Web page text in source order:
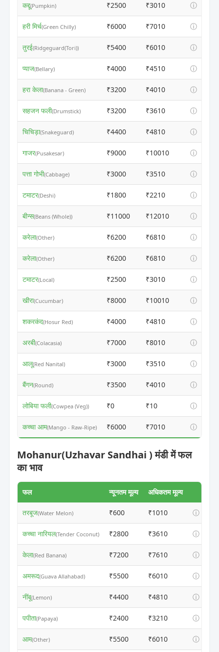
कद्दू(Pumpkin) ₹2500 ₹3010 ⓘ
हरी मिर्च(Green Chilly) ₹6000 ₹7010 ⓘ
तुरई(Ridgeguard(Tori)) ₹5400 ₹6010 ⓘ
प्याज(Bellary) ₹4000 ₹4510 ⓘ
हरा केला(Banana - Green) ₹3200 ₹4010 ⓘ
सहजन फली(Drumstick) ₹3200 ₹3610 ⓘ
चिचिड़ा(Snakeguard) ₹4400 ₹4810 ⓘ
गाजर(Pusakesar) ₹9000 ₹10010 ⓘ
पत्ता गोभी(Cabbage) ₹3000 ₹3510 ⓘ
टमाटर(Deshi) ₹1800 ₹2210 ⓘ
बीन्स(Beans (Whole)) ₹11000 ₹12010 ⓘ
करेला(Other) ₹6200 ₹6810 ⓘ
करेला(Other) ₹6200 ₹6810 ⓘ
टमाटर(Local) ₹2500 ₹3010 ⓘ
खीरा(Cucumbar) ₹8000 ₹10010 ⓘ
शकरकंद(Hosur Red) ₹4000 ₹4810 ⓘ
अरबी(Colacasia) ₹7000 ₹8010 ⓘ
आलू(Red Nanital) ₹3000 ₹3510 ⓘ
बैंगन(Round) ₹3500 ₹4010 ⓘ
लोबिया फली(Cowpea (Veg)) ₹0 ₹10 ⓘ
कच्चा आम(Mango - Raw-Ripe) ₹6000 ₹7010 ⓘ
Mohanur(Uzhavar Sandhai ) मंडी में फल
का भाव
फल न्यूनतम मूल्य अधिकतम मूल्य
तरबूज(Water Melon) ₹600 ₹1010 ⓘ
कच्चा नारियल(Tender Coconut) ₹2800 ₹3610 ⓘ
केला(Red Banana) ₹7200 ₹7610 ⓘ
अमरूद(Guava Allahabad) ₹5500 ₹6010 ⓘ
नींबू(Lemon) ₹4400 ₹4810 ⓘ
पपीता(Papaya) ₹2400 ₹3210 ⓘ
आम(Other) ₹5500 ₹6010 ⓘ